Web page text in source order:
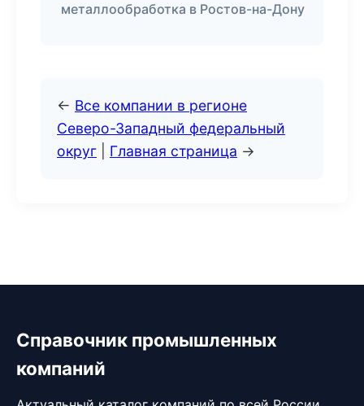
металлообработка в Ростов-на-Дону
← Все компании в регионе
Северо-Западный федеральный
округ
Главная страница →
Справочник промышленных
компаний